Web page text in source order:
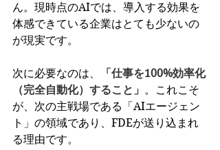
ん。現時点のAIでは、導入する効果を
体感できている企業はとても少ないの
が現実です。
次に必要なのは、
「仕事を100%効率化
（完全自動化）すること」 。これこそ
が、次の主戦場である「AIエージェン
ト」の領域であり、FDEが送り込まれ
る理由です。